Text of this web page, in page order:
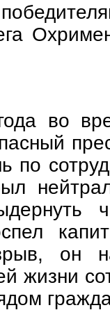
во
по
он
жизни